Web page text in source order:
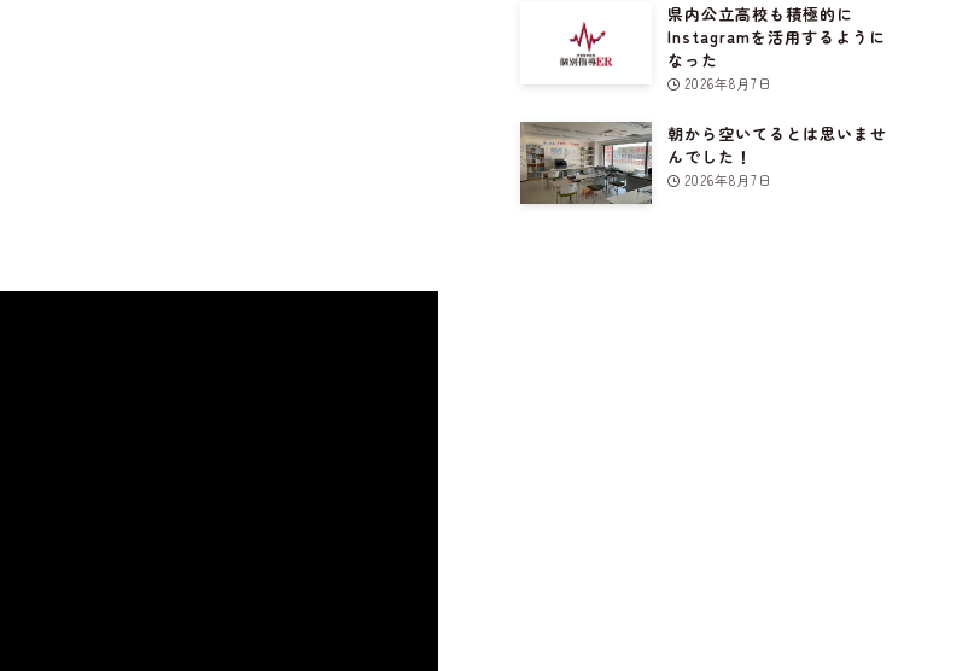
県内公立高校も積極的に
Instagramを活用するように
なった
2026年8月7日
朝から空いてるとは思いませ
んでした！
2026年8月7日